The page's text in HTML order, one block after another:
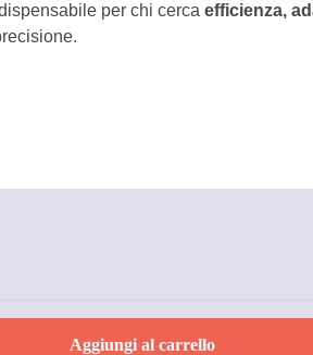
per chi cerca efficienza,
Aggiungi al carrello